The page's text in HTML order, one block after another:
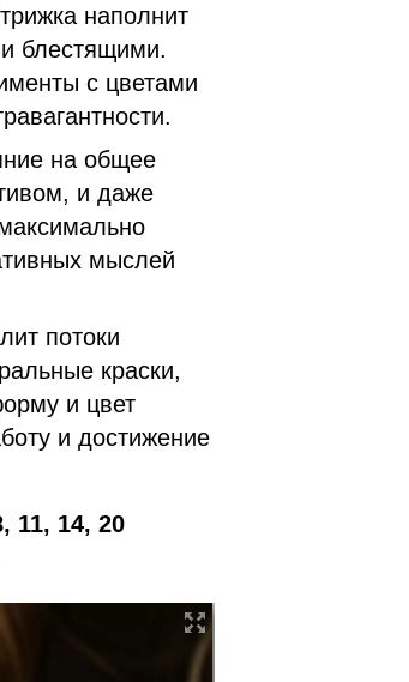
наполнит
блестящими.
с цветами
на общее
и даже
мыслей
потоки
краски,
и цвет
и достижение
11, 14, 20